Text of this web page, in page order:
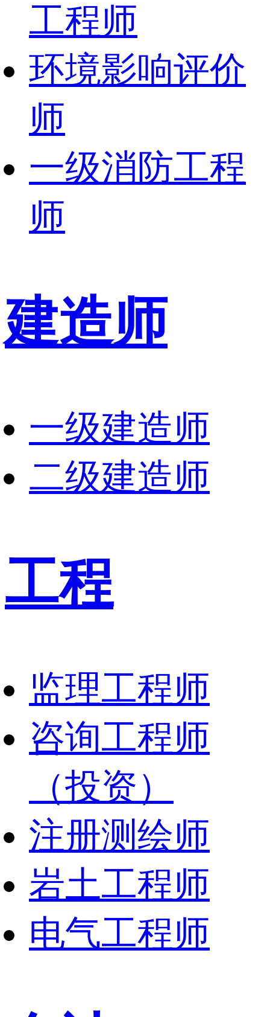
工程师
环境影响评价
师
一级消防工程
师
建造师
一级建造师
二级建造师
工程
监理工程师
咨询工程师
（投资）
注册测绘师
岩土工程师
电气工程师